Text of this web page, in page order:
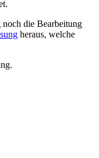
die Bearbeitung
heraus, welche